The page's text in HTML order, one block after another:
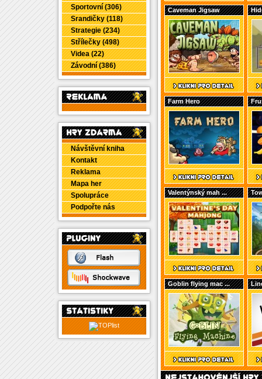
Sportovní (306)
Srandičky (118)
Strategie (234)
Střílečky (498)
Videa (22)
Závodní (386)
Návštěvní kniha
Kontakt
Reklama
Mapa her
Spolupráce
Podpořte nás
Caveman Jigsaw
Farm Hero
Valentýnský mah ...
Goblin flying mac ...